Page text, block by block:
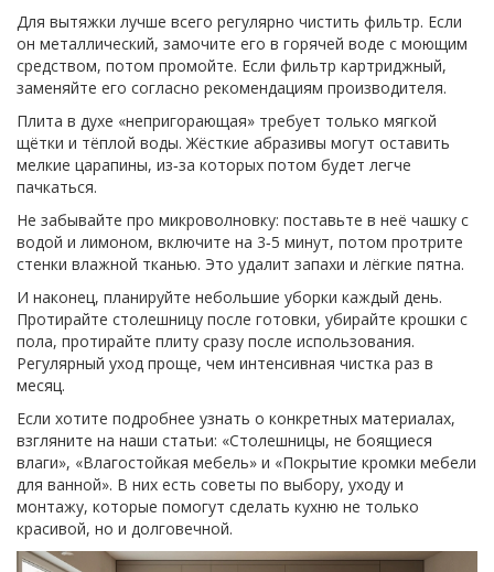
Для вытяжки лучше всего регулярно чистить фильтр. Если
он металлический, замочите его в горячей воде с моющим
средством, потом промойте. Если фильтр картриджный,
заменяйте его согласно рекомендациям производителя.
Плита в духе «непригорающая» требует только мягкой
щётки и тёплой воды. Жёсткие абразивы могут оставить
мелкие царапины, из‑за которых потом будет легче
пачкаться.
Не забывайте про микроволновку: поставьте в неё чашку с
водой и лимоном, включите на 3‑5 минут, потом протрите
стенки влажной тканью. Это удалит запахи и лёгкие пятна.
И наконец, планируйте небольшие уборки каждый день.
Протирайте столешницу после готовки, убирайте крошки с
пола, протирайте плиту сразу после использования.
Регулярный уход проще, чем интенсивная чистка раз в
месяц.
Если хотите подробнее узнать о конкретных материалах,
взгляните на наши статьи: «Столешницы, не боящиеся
влаги», «Влагостойкая мебель» и «Покрытие кромки мебели
для ванной». В них есть советы по выбору, уходу и
монтажу, которые помогут сделать кухню не только
красивой, но и долговечной.